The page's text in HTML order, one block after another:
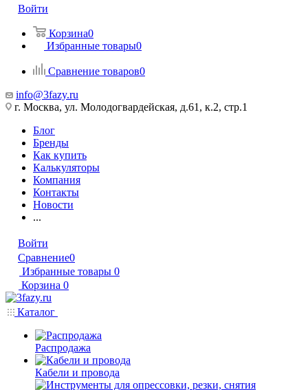
Войти
Корзина0
Избранные товары0
Сравнение товаров0
info@3fazy.ru
г. Москва, ул. Молодогвардейская, д.61, к.2, стр.1
Блог
Бренды
Как купить
Калькуляторы
Компания
Контакты
Новости
...
Войти
Сравнение0
Избранные товары 0
Корзина 0
Каталог
Распродажа
Кабели и провода